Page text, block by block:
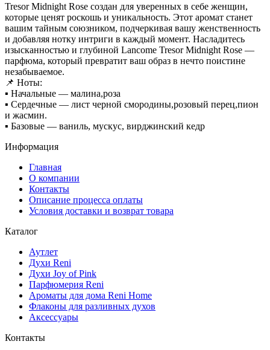
Tresor Midnight Rose создан для уверенных в себе женщин,
которые ценят роскошь и уникальность. Этот аромат станет
вашим тайным союзником, подчеркивая вашу женственность
и добавляя нотку интриги в каждый момент. Насладитесь
изысканностью и глубиной Lancome Tresor Midnight Rose —
парфюма, который превратит ваш образ в нечто поистине
незабываемое.
📌 Ноты:
▪ Начальные — малина,роза
▪ Сердечные — лист черной смородины,розовый перец,пион
и жасмин.
▪ Базовые — ваниль, мускус, вирджинский кедр
Информация
Главная
О компании
Контакты
Описание процесса оплаты
Условия доставки и возврат товара
Каталог
Аутлет
Духи Reni
Духи Joy of Pink
Парфюмерия Reni
Ароматы для дома Reni Home
Флаконы для разливных духов
Аксессуары
Контакты